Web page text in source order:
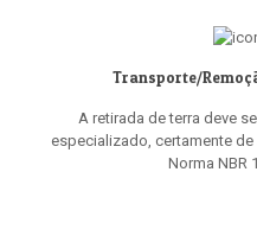
Transporte/
A retirada de terra deve
especializado, certamente
Norma NBR